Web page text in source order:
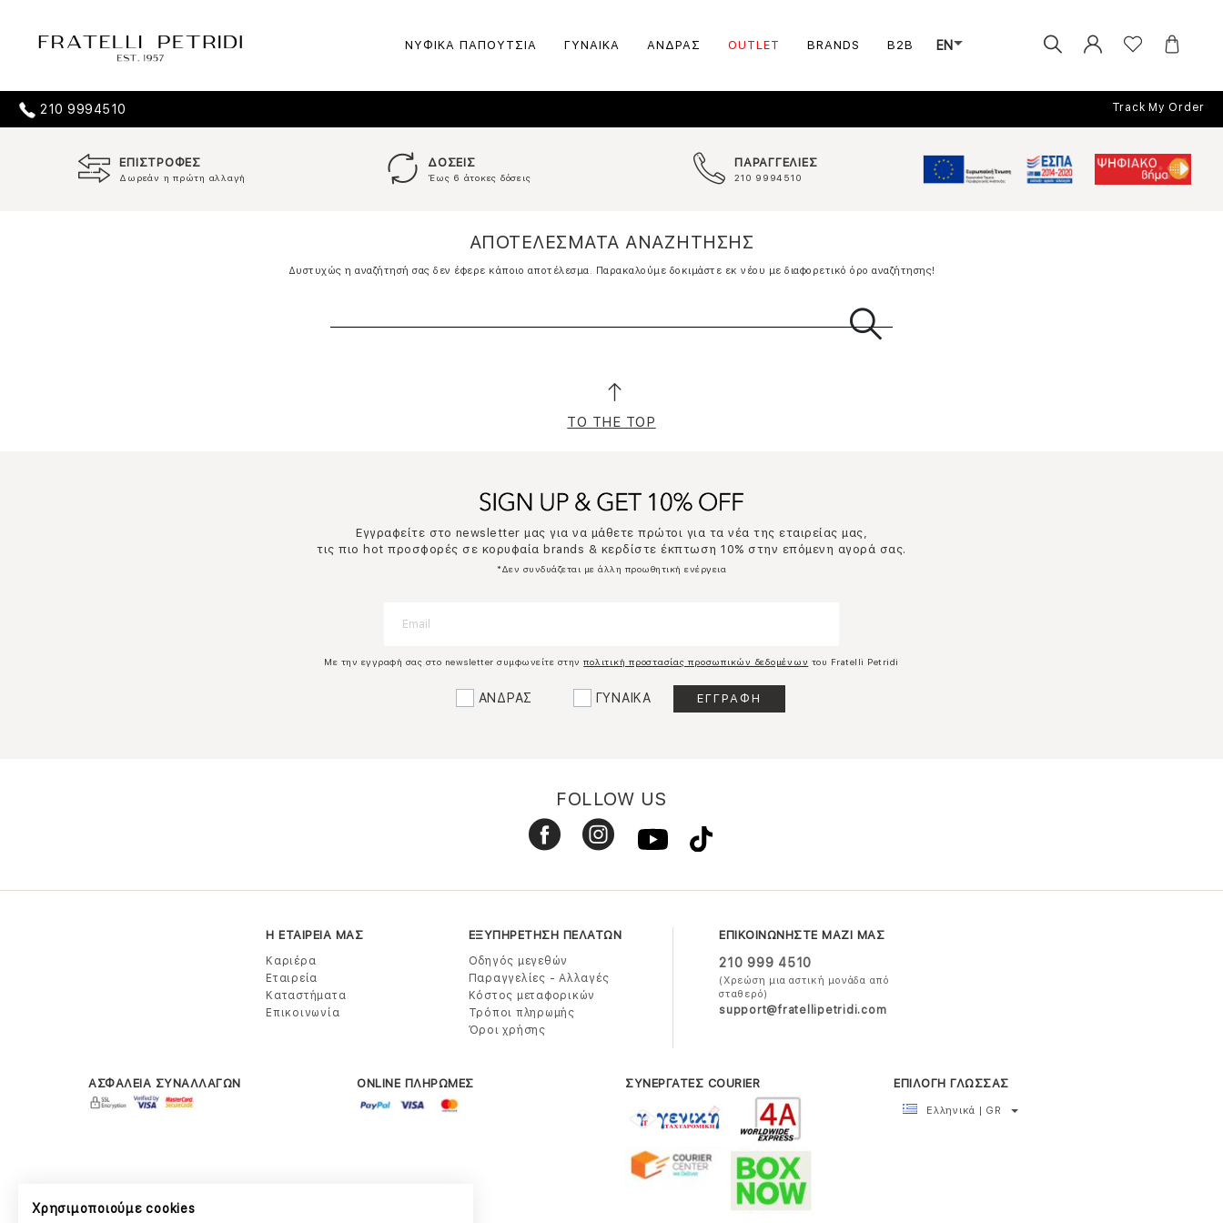
ΝΥΦΙΚΑ ΠΑΠΟΥΤΣΙΑ ΓΥΝΑΙΚΑ ΑΝΔΡΑΣ OUTLET BRANDS B2B EN
210 9994510 Track My Order
ΕΠΙΣΤΡΟΦΕΣ
Δωρεάν η πρώτη αλλαγή
ΔΟΣΕΙΣ
Έως 6 άτοκες δόσεις
ΠΑΡΑΓΓΕΛΙΕΣ
210 9994510
ΑΠΟΤΕΛΕΣΜΑΤΑ ΑΝΑΖΗΤΗΣΗΣ
Δυστυχώς η αναζήτησή σας δεν έφερε κάποιο αποτέλεσμα. Παρακαλούμε δοκιμάστε εκ νέου με διαφορετικό όρο αναζήτησης!
TO THE TOP
Εγγραφείτε στο newsletter μας για να μάθετε πρώτοι για τα νέα της εταιρείας μας,
τις πιο hot προσφορές σε κορυφαία brands & κερδίστε έκπτωση 10% στην επόμενη αγορά σας.
*Δεν συνδυάζεται με άλλη προωθητική ενέργεια
Με την εγγραφή σας στο newsletter συμφωνείτε στηνπολιτική προστασίας προσωπικών δεδομένων του Fratelli Petridi
ΑΝΔΡΑΣ ΓΥΝΑΙΚΑ
FOLLOW US
Η ΕΤΑΙΡΕΙΑ ΜΑΣ
Καριέρα
Εταιρεία
Καταστήματα
Επικοινωνία
ΕΞΥΠΗΡΕΤΗΣΗ ΠΕΛΑΤΩΝ
Οδηγός μεγεθών
Παραγγελίες - Αλλαγές
Κόστος μεταφορικών
Τρόποι πληρωμής
Όροι χρήσης
ΕΠΙΚΟΙΝΩΝΗΣΤΕ ΜΑΖΙ ΜΑΣ
210 999 4510
(Χρεώση μια αστική μονάδα από
σταθερό)
support@fratellipetridi.com
ΑΣΦΑΛΕΙΑ ΣΥΝΑΛΛΑΓΩΝ ONLINE ΠΛΗΡΩΜΕΣ ΣΥΝΕΡΓΑΤΕΣ COURIER ΕΠΙΛΟΓΗ ΓΛΩΣΣΑΣ
Ελληνικά | GR
Χρησιμοποιούμε cookies